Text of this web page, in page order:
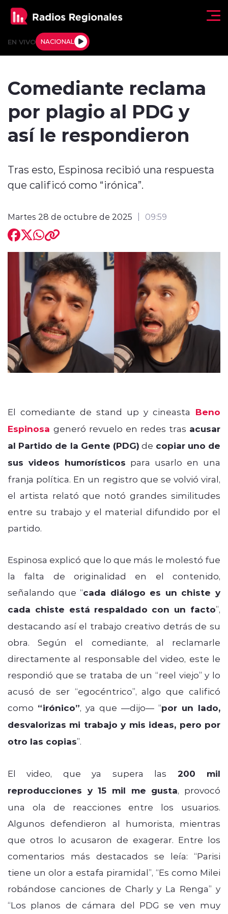
EN VIVO NACIONAL
Tendencias
Internacional
Entrevistas
modo claro
Comediante reclama
por plagio al PDG y
así le respondieron
Tras esto, Espinosa recibió una respuesta
que calificó como “irónica”.
Martes 28 de octubre de 2025 09:59
El comediante de stand up y cineasta Beno
Espinosa generó revuelo en redes tras acusar
al Partido de la Gente (PDG) de copiar uno de
sus videos humorísticos para usarlo en una
franja política. En un registro que se volvió viral,
el artista relató que notó grandes similitudes
entre su trabajo y el material difundido por el
partido.
Espinosa explicó que lo que más le molestó fue
la falta de originalidad en el contenido,
señalando que “cada diálogo es un chiste y
cada chiste está respaldado con un facto”,
destacando así el trabajo creativo detrás de su
obra. Según el comediante, al reclamarle
directamente al responsable del video, este le
respondió que se trataba de un “reel viejo” y lo
acusó de ser “egocéntrico”, algo que calificó
como “irónico”, ya que —dijo— “por un lado,
desvalorizas mi trabajo y mis ideas, pero por
otro las copias”.
El video, que ya supera las 200 mil
reproducciones y 15 mil me gusta, provocó
una ola de reacciones entre los usuarios.
Algunos defendieron al humorista, mientras
que otros lo acusaron de exagerar. Entre los
comentarios más destacados se leía: “Parisi
tiene un olor a estafa piramidal”, “Es como Milei
robándose canciones de Charly y La Renga” y
“Los planos de cámara del PDG se ven muy